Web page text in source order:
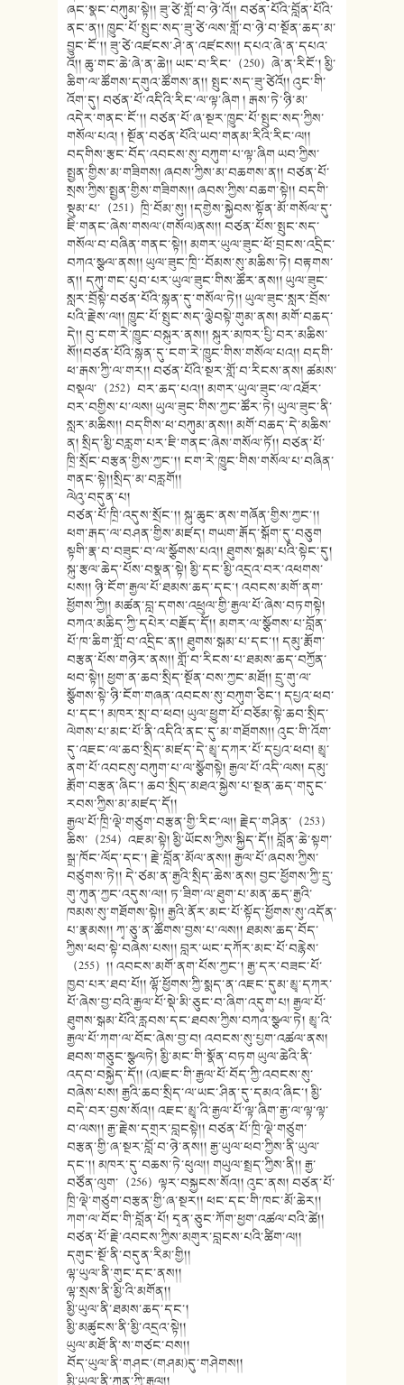
ཞང་སྣང་བཀུམ་སྟེ།། ཟུ་ཙེ་གློ་བ་ཉེ་འོ།། བཙན་པོའི་བློན་པོའི་
ནང་ན།། ཁྱུང་པོ་སྤུང་སད་ཟུ་ཙེ་ལས་གློ་བ་ཉེ་བ་སྔོན་ཆད་མ་
བྱུང་ངོ་།། ཟུ་ཙེ་འཛངས་ཤེ་ན་འཛངས།། དཔའ་ཞེ་ན་དཔའ་
འོ།། ཆུ་གང་ཆེ་ཞེ་ན་ཆེ།། ཡང་བ་རིང་（250）ཞེ་ན་རིངོ་། མྱི་
ཆིག་ལ་ཚོགས་དགུའ་ཚོགས་ན།། སྤུང་སད་ཟུ་ཙེའོ།། འུང་གི་
འོག་དུ། བཙན་པོ་འདིའི་རིང་ལ་ལྟ་ཞིག ། རྒས་ཏེ་ཉི་མ་
འདེར་གནང་ངོ་།། བཙན་པོ་ཞ་སྔར་ཁྱུང་པོ་སྤུང་སད་ཀྱིས་
གསོལ་པའ། ། སྔོན་བཙན་པོའི་ཡབ་གནམ་རིའི་རིང་ལ།།
བདགིས་རྩང་བོད་འབངས་སུ་བཀུག་པ་ལྟ་ཞིག ཡབ་ཀྱིས་
སྤྱན་གྱིས་མ་གཟིགས། ཞབས་ཀྱིས་མ་བཆགས་ན།། བཙན་པོ་
སྲས་ཀྱིས་སྤྱན་གྱིས་གཟིགས།། ཞབས་ཀྱིས་བཆག་སྟེ།། བདགི་
སྡུམ་པ་（251）ཁྲི་བོམ་སུ། །དགྱེས་སྐྱེབས་སྟོན་མོ་གསོལ་དུ་
ཇི་གནང་ཞེས་གསལ་(གསོལ)ནས།། བཙན་པོས་སྤུང་སད་
གསོལ་བ་བཞིན་གནང་སྟེ།། མགར་ཡུལ་ཟུང་ཕོ་བྲངས་འདྲིང་
བཀའ་སྩལ་ནས།། ཡུལ་ཟུང་ཁྲི་་བོམས་སུ་མཆིས་ཏེ། བརྟགས་
ན།། དཀུ་གང་པུབ་པར་ཡུལ་ཟུང་གིས་ཚོར་ནས།། ཡུལ་ཟུང་
སླར་བྲོསྟེ་བཙན་པོའི་སྙན་དུ་གསོལ་ཏེ།། ཡུལ་ཟུང་སླར་བྲོས་
པའི་རྗེས་ལ།། ཁྱུང་པོ་སྤུང་སད་ལྕེབསྟེ་གུམ་ནས། མགོ་བཆད་
དེ།། བུ་ངག་རེ་ཁྱུང་བསྐུར་ནས།། སྐུར་མཁར་པྱི་བར་མཆིས་
སོ།།བཙན་པོའི་སྙན་དུ་ངག་རེ་ཁྱུང་གིས་གསོལ་པའ།། བདགི་
ཕ་རྒས་ཀྱི་ལ་གར།། བཙན་པོའི་སྔར་གློ་བ་རིངས་ནས། ཚམས་
བསྡལ་（252）བར་ཆད་པའ།། མགར་ཡུལ་ཟུང་ལ་འཐོར་
བར་བགྱིས་པ་ལས། ཡུལ་ཟུང་གིས་ཀྱང་ཚོར་ཏེ། ཡུལ་ཟུང་ནི་
སླར་མཆིས།། བདགིས་ཕ་བཀུམ་ནས།། མགོ་བཆད་དེ་མཆིས་
ན། སྲིད་མྱི་བརླག་པར་ཇི་གནང་ཞེས་གསོལ་ཏོ།། བཙན་པོ་
ཁྲི་སྲོང་བརྩན་གྱིས་ཀྱང་།། ངག་རེ་ཁྱུང་གིས་གསོལ་པ་བཞིན་
གནང་སྟེ།།སྲིད་མ་བརླགོ།།
ལེའུ་བདུན་པ།
བཙན་པོ་ཁྲི་འདུས་སྲོང་།། སྐུ་ཆུང་ནས་གཞོན་གྱིས་ཀྱང་།།
ཕག་རྒད་ལ་བཤན་གྱིས་མཛད། གཡག་རྒོད་སྒོག་དུ་བཅུག
སྟགི་རྣ་བ་བཟུང་བ་ལ་སྩོགས་པའ།། ཐུགས་སྒམ་པའི་སྟེང་དུ།
སྐུ་རྩལ་ཆེད་པོས་བསྣན་སྟེ། མྱི་དང་མྱི་འདྲའ་བར་འཕགས་
པས།། ཉི་ངོག་རྒྱལ་པོ་ཐམས་ཆད་དང་། འབངས་མགོ་ནག་
ཕྱོགས་ཀྱི།། མཚན་བླ་དགས་འཕྲུལ་གྱི་རྒྱལ་པོ་ཞེས་བཏགསྟེ།
བཀའ་མཆིད་ཀྱི་དཔེར་བརྗོད་དོ།། མགར་ལ་སྩོགས་པ་བློན་
པོ་ཁ་ཆིག་གློ་བ་འདྲིང་ན།། ཐུགས་སྒམ་པ་དང་།། དམུ་རྨོག་
བརྩན་པོས་གཉེར་ནས།། གློ་བ་རིངས་པ་ཐམས་ཆད་བཀྱོན་
ཕབ་སྟེ།། ཕྱག་ན་ཆབ་སྲིད་སྔོན་བས་ཀྱང་མཐོ།། དྲུ་གུ་ལ་
སྩོགས་སྟེ་ཉི་ངོག་གཞན་འབངས་སུ་བཀུག་ཅིང་། དཔྱའ་ཕབ་
པ་དང་། མཁར་སྲ་བ་ཕབ། ཡུལ་ཕྱུག་པོ་བཅོམ་སྟེ་ཆབ་སྲིད་
ལེགས་པ་མང་པོ་ནི་འདིའི་ནང་དུ་མ་གཐོགས།། འུང་གི་འོག་
དུ་འཇང་ལ་ཆབ་སྲིད་མཛད་དེ་མྱྭ་དཀར་པོ་དཔྱའ་ཕབ། མྱྭ་
ནག་པོ་འབངསུ་བཀུག་པ་ལ་སྩོགསྟེ། རྒྱལ་པོ་འདི་ལས། དམུ་
རྨོག་བརྩན་ཞིང་། ཆབ་སྲིད་མཐའ་སྐྱེས་པ་སྔན་ཆད་གདུང་
རབས་ཀྱིས་མ་མཛད་དོ།།
རྒྱལ་པོ་ཁྲི་ལྡེ་གཙུག་བརྩན་གྱི་རིང་ལ།། རྗེད་གཤིན་（253）
ཆིས་（254）འཇམ་སྟེ། མྱི་ཡོངས་ཀྱིས་སྐྱིད་དོ།། བློན་ཆེ་སྟག་
སྒྲ་ཁོང་ལོད་དང་། རྗེ་བློན་མོལ་ནས།། རྒྱལ་པོ་ཞབས་ཀྱིས་
བཙུགས་ཏེ།། དེ་ཙམ་ན་རྒྱའི་སྲིད་ཆེས་ནས། བྱང་ཕྱོགས་ཀྱི་དྲུ་
གུ་ཀུན་ཀྱང་འདུས་ལ།། ཏ་ཟིག་ལ་ཐུག་པ་མན་ཆད་རྒྱའི་
ཁམས་སུ་གཐོགས་སྟེ།། རྒྱའི་ནོར་མང་པོ་སྟོད་ཕྱོགས་སུ་འདོན་
པ་རྣམས།། ཀྭ་ཅུ་ན་ཚོགས་བྱས་པ་ལས།། ཐམས་ཆད་བོད་
ཀྱིས་ཕབ་སྟེ་བཞེས་པས།། བླར་ཡང་དཀོར་མང་པོ་བརྙེས་
（255）།། འབངས་མགོ་ནག་པོས་ཀྱང་། རྒྱ་དར་བཟང་པོ་
ཁྱབ་པར་ཐབ་པོ།། ལྷོ་ཕྱོགས་ཀྱི་སྨད་ན་འཇང་དུམ་མྱྭ་དཀར་
པོ་ཞེས་བྱ་བའི་རྒྱལ་པོ་སྡེ་མི་ཅུང་བ་ཞིག་འདུག་པ། རྒྱལ་པོ་
ཐུགས་སྒམ་པོའི་རླབས་དང་ཐབས་ཀྱིས་བཀའ་སྩལ་ཏེ། མྱྭ་འི་
རྒྱལ་པོ་ཀག་ལ་བོང་ཞེས་བྱ་བ། འབངས་སུ་པྱག་འཚལ་ནས།
ཐབས་གཅུང་སྩལཏེ། མྱི་མང་གི་སྣོན་བཏག ཡུལ་ཆེའི་ནི་
འདབ་བསྐྱེད་དོ།། (འ)ཇང་གི་རྒྱལ་པོ་བོད་ཀྱི་འབངས་སུ་
བཞེས་པས། རྒྱའི་ཆབ་སྲིད་ལ་ཡང་ཤིན་དུ་དམའ་ཞིང་། མྱི་
བདེ་བར་བྱས་སོའ།། འཇང་མྱྭ་འི་རྒྱལ་པོ་ལྟ་ཞིག་རྒྱ་ལ་ལྟ་ལྟ་
བ་ལས།། རྒྱ་རྗེས་དགྲར་བླངསྟེ།། བཙན་པོ་ཁྲི་ལྡེ་གཙུག་
བརྩན་གྱི་ཞ་སྔར་བློ་བ་ཉེ་ནས།། རྒྱ་ཡུལ་ཕབ་ཀྱིས་ནི་ཡུལ་
དང་།། མཁར་དུ་བཆས་ཏེ་ཕུལ།། གཡུལ་སྤྲད་ཀྱིས་ནི།། རྒྱ་
བཙོན་ལུག་（256）ལྟར་བསྐྱངས་སོའ།། འུང་ནས། བཙན་པོ་
ཁྲི་ལྡེ་གཙུག་བརྩན་གྱི་ཞ་སྔར།། ཕང་དང་གི་ཁང་མོ་ཆེར།།
ཀག་ལ་བོང་གི་བློན་པོ། དྭན་ཅུང་ཀོག་ཕྱག་འཚལ་བའི་ཚེ།།
བཙན་པོ་རྗེ་འབངས་ཀྱིས་མགུར་བླངས་པའི་ཚིག་ལ།།
དགུང་སྔོ་ནི་བདུན་རིམ་གྱི།།
ལྷ་ཡུལ་ནི་གུང་དང་ནས།།
ལྷ་སྲས་ནི་མྱི་འི་མགོན།།
མྱི་ཡུལ་ནི་ཐམས་ཆད་དང་།
མྱི་མཚུངས་ནི་མྱི་འདྲའ་སྟེ།།
ཡུལ་མཐོ་ནི་ས་གཙང་བས།།
བོད་ཡུལ་ནི་གཤང་(གཤམ)དུ་གཤེགས།།
མྱི་ཡུལ་ནི་ཀུན་ཀྱི་རྒྱལ།།